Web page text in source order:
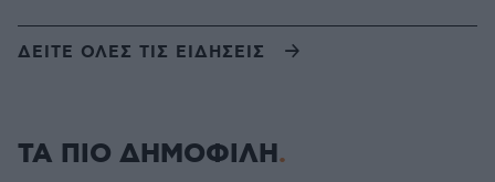
ΔΕΙΤΕ ΟΛΕΣ ΤΙΣ ΕΙΔΗΣΕΙΣ
ΤΑ ΠΙΟ ΔΗΜΟΦΙΛΗ